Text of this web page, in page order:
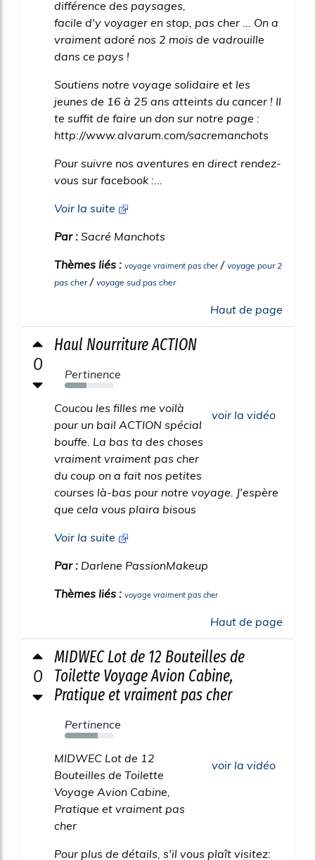
différence des paysages,
facile d'y voyager en stop, pas cher ... On a
vraiment adoré nos 2 mois de vadrouille
dans ce pays !
Soutiens notre voyage solidaire et les
jeunes de 16 à 25 ans atteints du cancer ! Il
te suffit de faire un don sur notre page :
http://www.alvarum.com/sacremanchots
Pour suivre nos aventures en direct rendez-
vous sur facebook :...
Voir la suite
Par : Sacré Manchots
Thèmes liés : voyage vraiment pas cher / voyage pour 2
pas cher/ voyage sud pas cher
Haut de page
0
Haul Nourriture ACTION
Pertinence
44%
voir la vidéo
Coucou les filles me voilà
pour un bail ACTION spécial
bouffe. La bas ta des choses
vraiment vraiment pas cher
du coup on a fait nos petites
courses là-bas pour notre voyage. J'espère
que cela vous plaira bisous
Voir la suite
Par : Darlene PassionMakeup
Thèmes liés : voyage vraiment pas cher
Haut de page
0
MIDWEC Lot de 12 Bouteilles de
Toilette Voyage Avion Cabine,
Pratique et vraiment pas cher
Pertinence
67%
voir la vidéo
MIDWEC Lot de 12
Bouteilles de Toilette
Voyage Avion Cabine,
Pratique et vraiment pas
cher
Pour plus de détails, s'il vous plaît visitez: